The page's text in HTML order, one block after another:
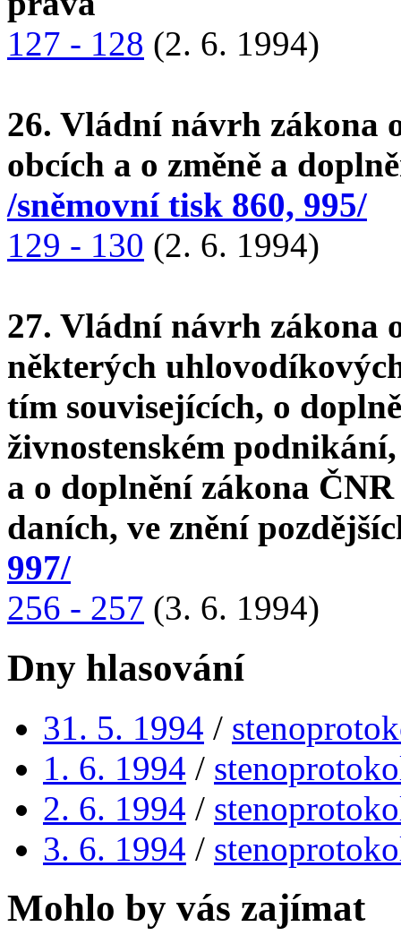
127 - 128 (2. 6. 1994)
26. Vládní návrh zákona
obcích a o změně a
/sněmovní tisk 860, 995/
129 - 130 (2. 6. 1994)
27. Vládní návrh zákona
některých
tím souvisejících, o
živnostenském
a o doplnění zákona
daních, ve znění
997/
256 - 257 (3. 6. 1994)
Dny hlasování
31. 5. 1994 /
1. 6. 1994 /
2. 6. 1994 /
3. 6. 1994 /
Mohlo by vás zajímat